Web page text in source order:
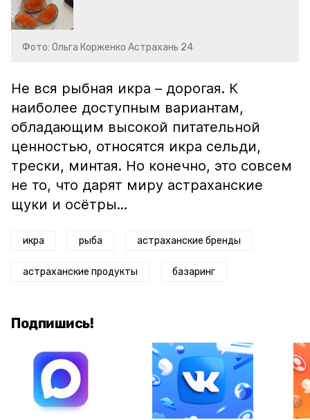
Фото: Ольга Корженко Астрахань 24
Не вся рыбная икра – дорогая. К
наиболее доступным вариантам,
обладающим высокой питательной
ценностью, относятся икра сельди,
трески, минтая. Но конечно, это совсем
не то, что дарят миру астраханские
щуки и осётры...
икра рыба астраханские бренды
астраханские продукты базаринг
Подпишись!